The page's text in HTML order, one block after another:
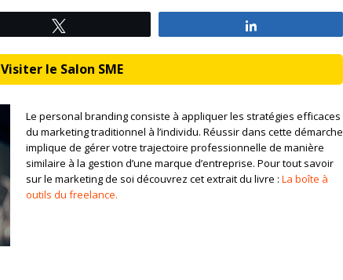
Visiter le Salon SME
Le personal branding consiste à appliquer les stratégies efficaces
du marketing traditionnel à l’individu. Réussir dans cette démarche
implique de gérer votre trajectoire professionnelle de manière
similaire à la gestion d’une marque d’entreprise. Pour tout savoir
sur le marketing de soi découvrez cet extrait du livre : La boîte à
outils du freelance.